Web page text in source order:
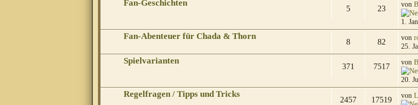
Fan-Geschichten
5 23 von
1.
Fan-Abenteuer für Chada & Thorn
8 82 von
25.
Spielvarianten
371 7517 von
20.
Regelfragen / Tipps und Tricks
2457 17519 von